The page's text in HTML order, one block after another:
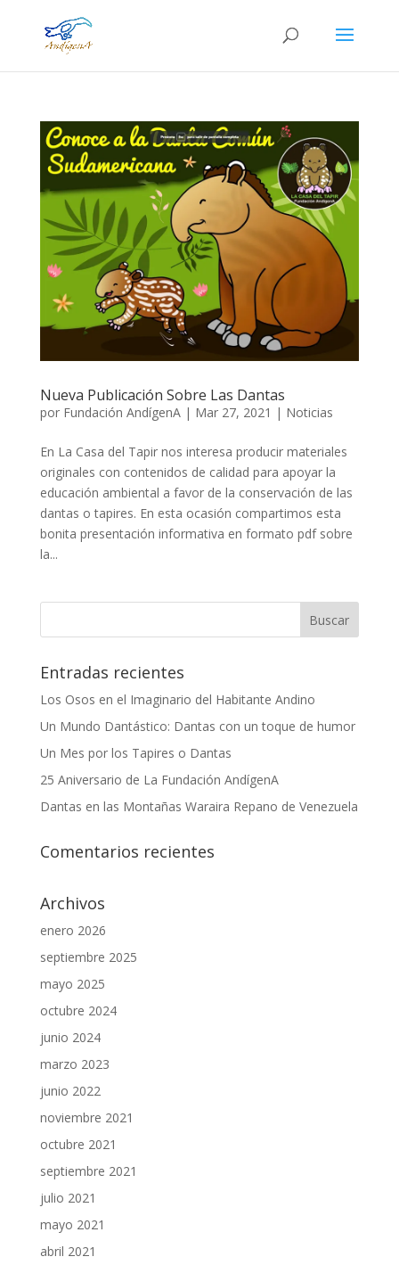
Nueva Publicación Sobre Las Dantas
por Fundación AndígenA| Mar 27, 2021 | Noticias
En La Casa del Tapir nos interesa producir materiales
originales con contenidos de calidad para apoyar la
educación ambiental a favor de la conservación de las
dantas o tapires. En esta ocasión compartimos esta
bonita presentación informativa en formato pdf sobre
la...
Entradas recientes
Los Osos en el Imaginario del Habitante Andino
Un Mundo Dantástico: Dantas con un toque de humor
Un Mes por los Tapires o Dantas
25 Aniversario de La Fundación AndígenA
Dantas en las Montañas Waraira Repano de Venezuela
Comentarios recientes
Archivos
enero 2026
septiembre 2025
mayo 2025
octubre 2024
junio 2024
marzo 2023
junio 2022
noviembre 2021
octubre 2021
septiembre 2021
julio 2021
mayo 2021
abril 2021